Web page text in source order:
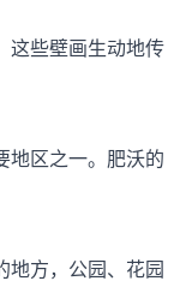
这些壁画生动地传
地区之一。肥沃的
地方，公园、花园